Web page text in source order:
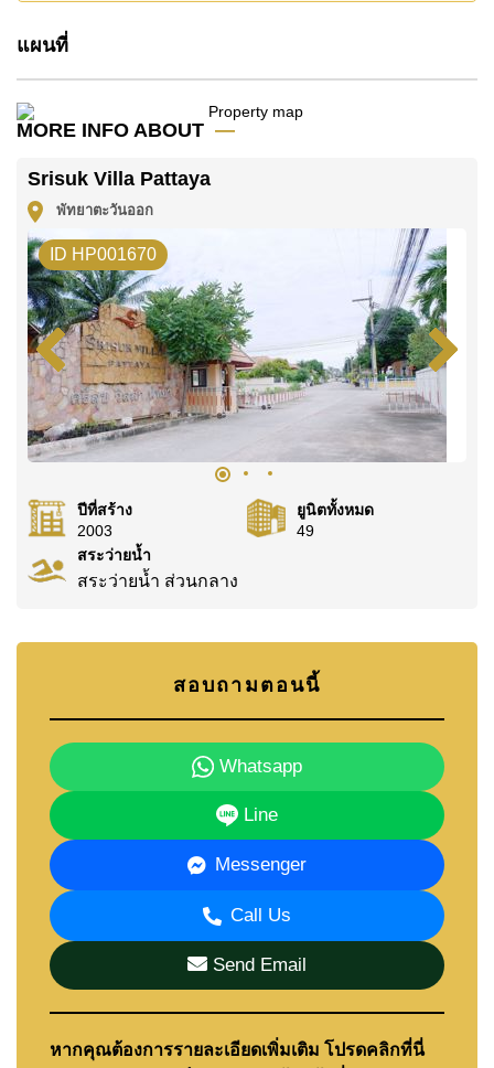
บริษัท
ค้นพบโอกาสในการทำให้ที่อยู่อาศัยนี้เป็นบ้านในฝันของ
คุณ!
ติดต่อ Cornerstone Real Estate โทร +6638411250
หรือ อีเมลinfo@cornerstone.co.th
WhatsApp ของสำนักงาน:
แผนที่
MORE INFO ABOUT
Srisuk Villa Pattaya
พัทยาตะวันออก
ID HP001670
ปีที่สร้าง
2003
ยูนิตทั้งหมด
49
สระว่ายน้ำ
สระว่ายน้ำ ส่วนกลาง
สอบถามตอนนี้
Whatsapp
Line
Messenger
Call Us
Send Email
หากคุณต้องการรายละเอียดเพิ่มเติม โปรดคลิกที่นี่